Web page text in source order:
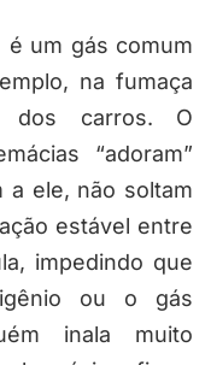
é um gás comum
na fumaça
dos carros. O
“adoram”
a ele, não soltam
estável entre
impedindo que
ou o gás
inala muito